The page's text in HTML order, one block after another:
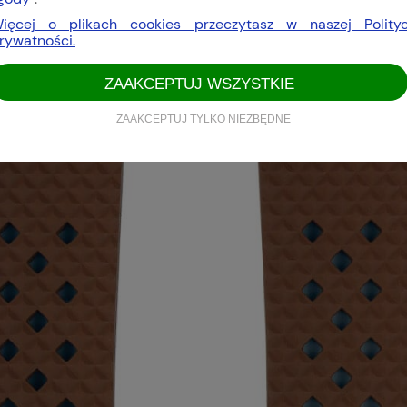
o plikach cookies przeczytasz w naszej
ZAAKCEPTUJ TYLKO NIEZBĘDNE
ZAAKCEPTUJ WSZYSTKIE